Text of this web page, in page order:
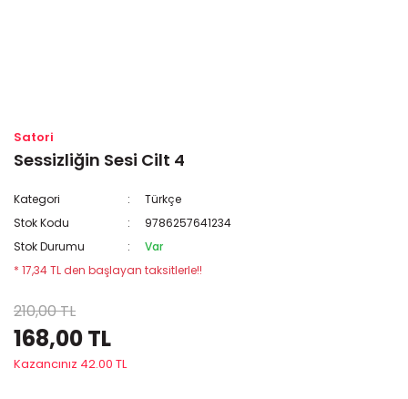
Satori
Sessizliğin Sesi Cilt 4
Kategori
Türkçe
Stok Kodu
9786257641234
Stok Durumu
Var
* 17,34 TL den başlayan taksitlerle!!
210,00 TL
168,00 TL
Kazancınız 42.00 TL